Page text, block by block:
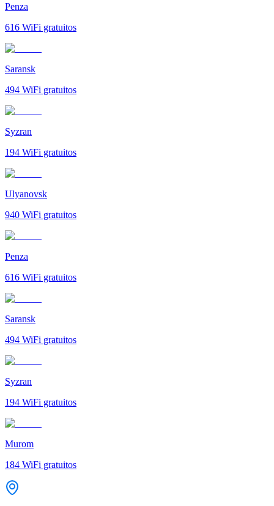
Penza
616 WiFi gratuitos
Saransk
494 WiFi gratuitos
Syzran
194 WiFi gratuitos
Ulyanovsk
940 WiFi gratuitos
Penza
616 WiFi gratuitos
Saransk
494 WiFi gratuitos
Syzran
194 WiFi gratuitos
Murom
184 WiFi gratuitos